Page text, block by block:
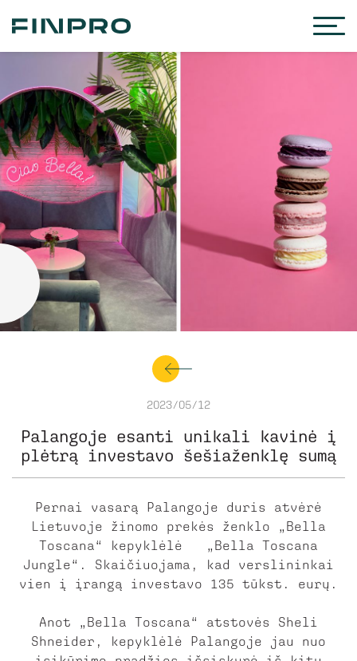
2023/05/12
Palangoje esanti unikali kavinė į
plėtrą investavo šešiaženklę sumą
Pernai vasarą Palangoje duris atvėrė
Lietuvoje žinomo prekės ženklo „Bella
Toscana“ kepyklėlė „Bella Toscana
Jungle“. Skaičiuojama, kad verslininkai
vien į įrangą investavo 135 tūkst. eurų.
Anot „Bella Toscana“ atstovės Sheli
Shneider, kepyklėlė Palangoje jau nuo